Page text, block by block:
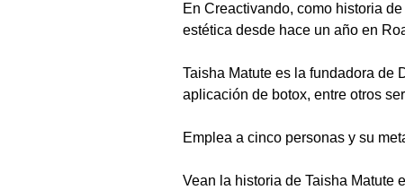
En Creactivando, como historia
estética desde hace un año en
Taisha Matute es la fundadora de
aplicación de botox, entre otros
Emplea a cinco personas y su
Vean la historia de Taisha Matute